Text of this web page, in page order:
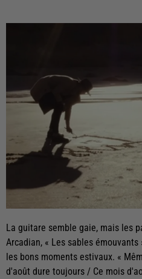
La guitare semble gaie, mais les
Arcadian, « Les sables
les bons moments estivaux. «
d'août dure toujours / Ce mois